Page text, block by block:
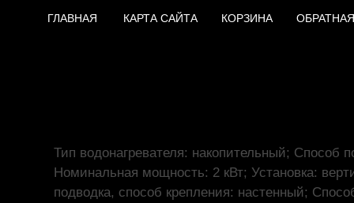
ГЛАВНАЯ КАРТА САЙТА КОРЗИНА
Тип водонагревателя: накопительный; Способ
Номинальная мощность: 2 кВт; Установка:
подводка, способ крепления: настенный;